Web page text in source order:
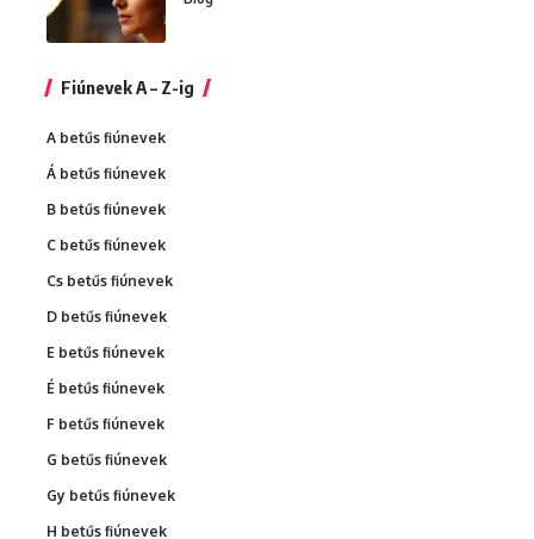
Fiúnevek A – Z-ig
A betűs fiúnevek
Á betűs fiúnevek
B betűs fiúnevek
C betűs fiúnevek
Cs betűs fiúnevek
D betűs fiúnevek
E betűs fiúnevek
É betűs fiúnevek
F betűs fiúnevek
G betűs fiúnevek
Gy betűs fiúnevek
H betűs fiúnevek